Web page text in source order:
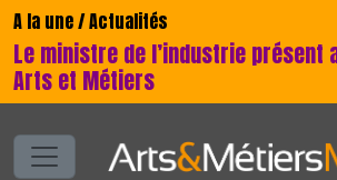
A la une / Actualités
Le ministre de l’industrie présent
Arts et Métiers